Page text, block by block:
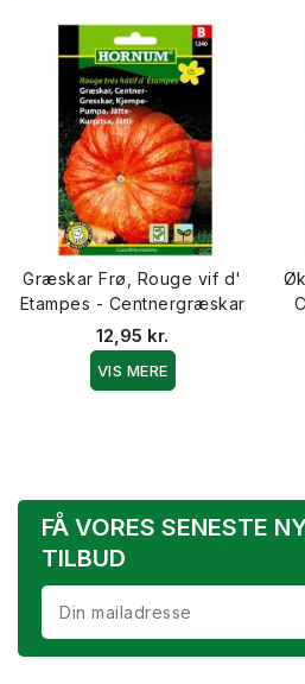
Græskar Frø, Rouge vif d'
Etampes - Centnergræskar
12,95 kr.
VIS MERE
FÅ VORES SENESTE
TILBUD